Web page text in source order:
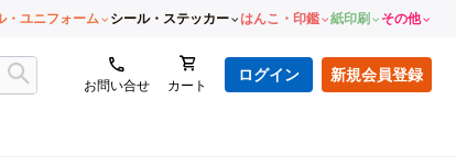
・ユニフォーム シール・ステッカー はんこ・印鑑 紙印刷 その他
お問い合せ カート
ログイン 新規会員登録